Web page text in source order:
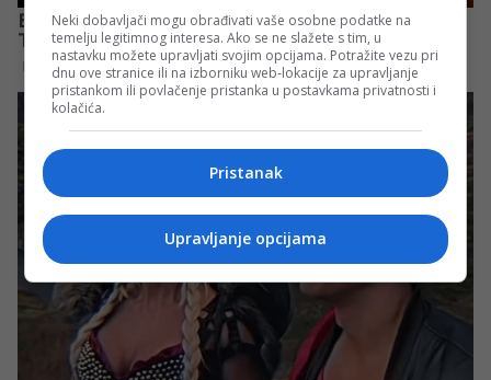
Neki dobavljači mogu obrađivati vaše osobne podatke na
temelju legitimnog interesa. Ako se ne slažete s tim, u
nastavku možete upravljati svojim opcijama. Potražite vezu pri
dnu ove stranice ili na izborniku web-lokacije za upravljanje
pristankom ili povlačenje pristanka u postavkama privatnosti i
kolačića.
Pristanak
Upravljanje opcijama